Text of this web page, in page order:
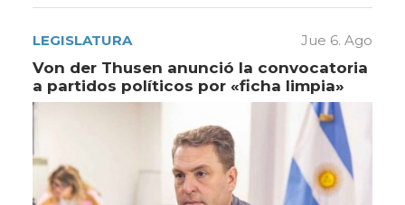
LEGISLATURA Jue 6. Ago
Von der Thusen anunció la convocatoria
a partidos políticos por «ficha limpia»